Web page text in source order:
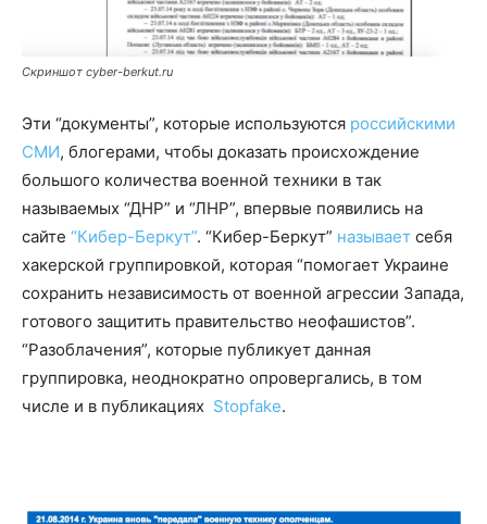
Скриншот cyber-berkut.ru
Эти “документы”, которые используются российскими
СМИ, блогерами, чтобы доказать происхождение
большого количества военной техники в так
называемых “ДНР” и “ЛНР”, впервые появились на
сайте “Кибер-Беркут”. “Кибер-Беркут” называет себя
хакерской группировкой, которая “помогает Украине
сохранить независимость от военной агрессии Запада,
готового защитить правительство неофашистов”.
“Разоблачения”, которые публикует данная
группировка, неоднократно опровергались, в том
числе и в публикациях Stopfake.